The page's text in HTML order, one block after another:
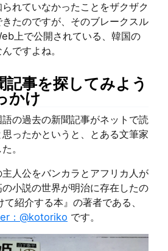
れていなかったことをザクザク
たのですが、そのブレークスル
上で公開されている、韓国の
ですよね。
記事を探してみよう
かけ
の過去の新聞記事がネットで読
ったかというと、とある文筆家
。
人公をバンカラとアフリカ人が
小説の世界が明治に存在したの
紹介する本』の著者である、
：@kotoriko です。